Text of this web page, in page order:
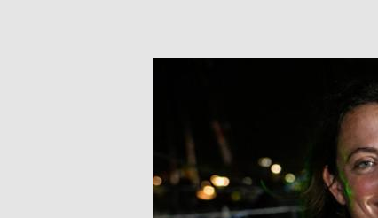
Equipements
Salons
Economie
Yachting